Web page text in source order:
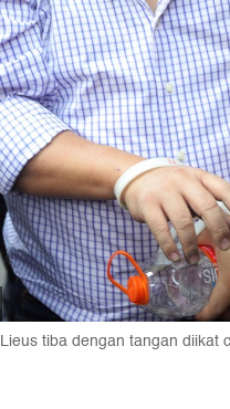
Lieus tiba dengan tangan diikat